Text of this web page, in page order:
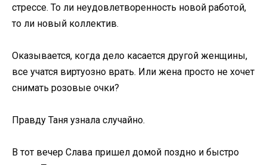
стрессе. То ли неудовлетворенность новой работой,
то ли новый коллектив.
Оказывается, когда дело касается другой женщины,
все учатся виртуозно врать. Или жена просто не хочет
снимать розовые очки?
Правду Таня узнала случайно.
В тот вечер Слава пришел домой поздно и быстро